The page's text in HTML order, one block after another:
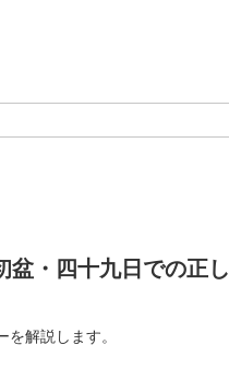
盆・四十九日での正し
解説します。